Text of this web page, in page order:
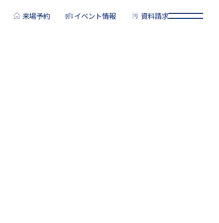
来場予約 イベント情報 資料請求